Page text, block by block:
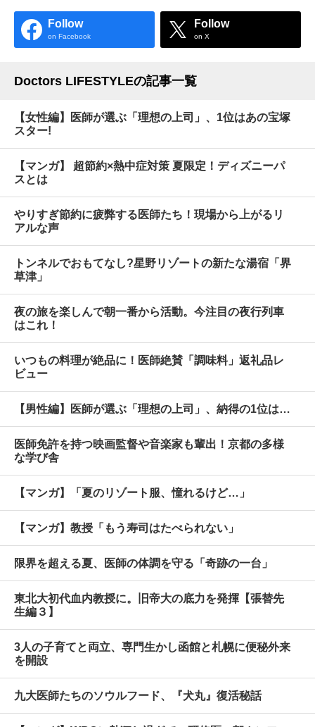
Follow
on Facebook
Follow
on X
Doctors LIFESTYLEの記事一覧
【女性編】医師が選ぶ「理想の上司」、1位はあの宝塚
スター!
【マンガ】 超節約×熱中症対策 夏限定！ディズニーパ
スとは
やりすぎ節約に疲弊する医師たち！現場から上がるリ
アルな声
トンネルでおもてなし?星野リゾートの新たな湯宿「界
草津」
夜の旅を楽しんで朝一番から活動。今注目の夜行列車
はこれ！
いつもの料理が絶品に！医師絶賛「調味料」返礼品レ
ビュー
【男性編】医師が選ぶ「理想の上司」、納得の1位は…
医師免許を持つ映画監督や音楽家も輩出！京都の多様
な学び舎
【マンガ】「夏のリゾート服、憧れるけど…」
【マンガ】教授「もう寿司はたべられない」
限界を超える夏、医師の体調を守る「奇跡の一台」
東北大初代血内教授に。旧帝大の底力を発揮【張替先
生編３】
3人の子育てと両立、専門生かし函館と札幌に便秘外来
を開設
九大医師たちのソウルフード、『犬丸』復活秘話